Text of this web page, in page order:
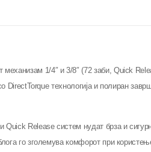
1/4″ и 3/8″ (72 заби, Quick
технологија и полиран
Release систем нудат брза и
го зголемува комфорот при